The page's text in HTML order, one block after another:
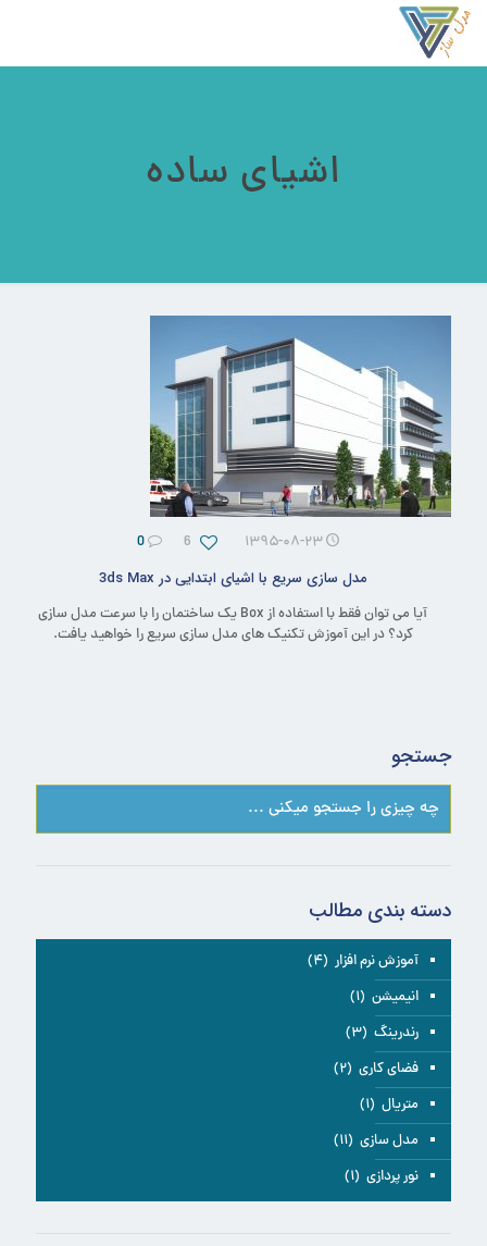
اشیای ساده
۱۳۹۵-۰۸-۲۳ 6
0
مدل سازی سریع با اشیای ابتدایی در 3ds Max
آیا می توان فقط با استفاده از Box یک ساختمان را با سرعت مدل سازی
کرد؟ در این آموزش تکنیک های مدل سازی سریع را خواهید یافت.
جستجو
دسته بندی مطالب
آموزش نرم افزار (۴)
انیمیشن (۱)
رندرینگ (۳)
فضای کاری (۲)
متریال (۱)
مدل سازی (۱۱)
نور پردازی (۱)